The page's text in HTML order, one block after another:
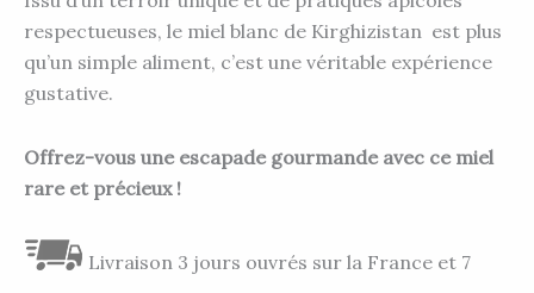
respectueuses, le miel blanc de Kirghizistan est plus
qu’un simple aliment, c’est une véritable expérience
gustative.
Offrez-vous une escapade gourmande avec ce miel
rare et précieux !
Livraison 3 jours ouvrés sur la France et 7